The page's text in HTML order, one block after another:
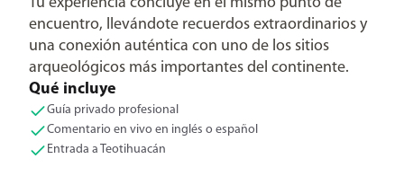
encuentro, llevándote recuerdos extraordinarios y
una conexión auténtica con uno de los sitios
arqueológicos más importantes del continente.
Qué incluye
Guía privado profesional
Comentario en vivo en inglés o español
Entrada a Teotihuacán